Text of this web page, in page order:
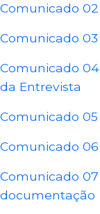
Comunicado
Comunicado
Comunicado 04
da Entrevista
Comunicado
Comunicado
Comunicado
documentação